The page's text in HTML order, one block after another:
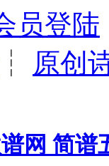
员登陆
┆ 原创
网 简谱